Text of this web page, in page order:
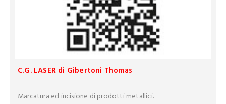
C.G. LASER di Gibertoni Thomas
Marcatura ed incisione di prodotti metallici.